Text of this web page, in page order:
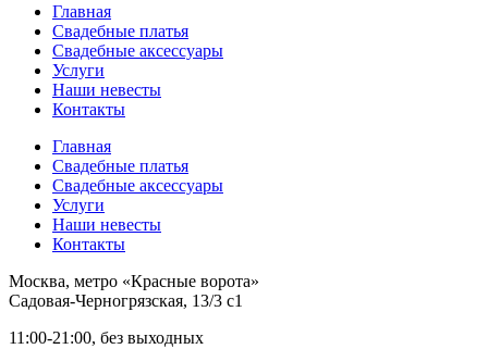
Главная
Свадебные платья
Свадебные аксессуары
Услуги
Наши невесты
Контакты
Главная
Свадебные платья
Свадебные аксессуары
Услуги
Наши невесты
Контакты
Москва, метро «Красные ворота»
Садовая-Черногрязская, 13/3 с1
11:00-21:00, без выходных